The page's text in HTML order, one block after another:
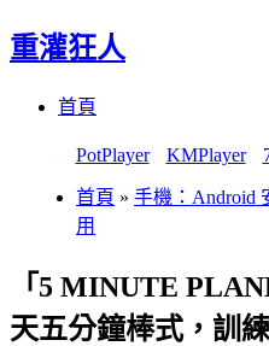
重灌狂人
首頁
PotPlayer KMPlayer
首頁 » 手機：Android
用
「5 MINUTE
天五分鐘棒式，訓